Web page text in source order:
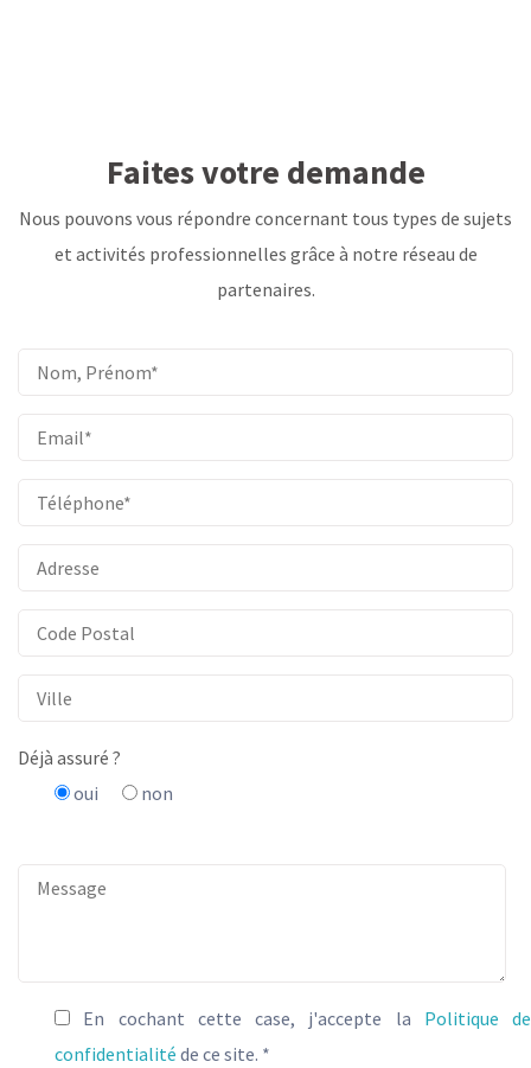
Faites votre demande
Nous pouvons vous répondre concernant tous types de sujets
et activités professionnelles grâce à notre réseau de
partenaires.
Déjà assuré ?
oui
non
En cochant cette case, j'accepte la Politique de
confidentialité de ce site. *